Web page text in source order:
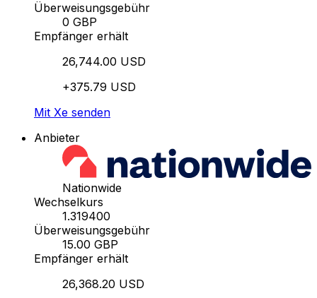
Überweisungsgebühr
0 GBP
Empfänger erhält
26,744.00 USD
+375.79 USD
Mit Xe senden
Anbieter
Nationwide
Wechselkurs
1.319400
Überweisungsgebühr
15.00 GBP
Empfänger erhält
26,368.20 USD